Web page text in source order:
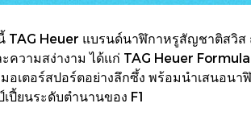
TAG Heuer แบรนด์นาฬิกาหรูสัญชาติสวิ
ความสง่างาม ได้แก่ TAG Heuer
เตอร์สปอร์ตอย่างลึกซึ้ง พร้อมนำเสนอน
ยนระดับตำนานของ F1